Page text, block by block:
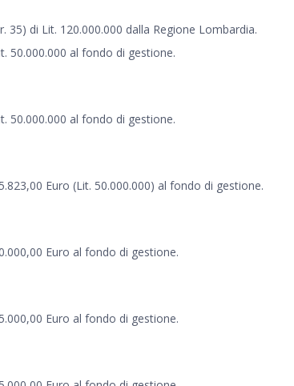
35) di Lit. 120.000.000 dalla Regione Lombardia.
50.000.000 al fondo di gestione.
50.000.000 al fondo di gestione.
Euro (Lit. 50.000.000) al fondo di gestione.
Euro al fondo di gestione.
Euro al fondo di gestione.